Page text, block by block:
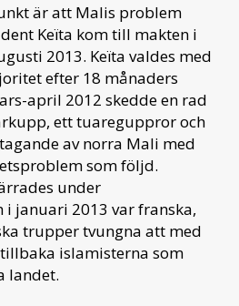
är att Malis problem
Keïta kom till makten i
2013. Keïta valdes med
efter 18 månaders
april 2012 skedde en rad
ett tuareguppror och
av norra Mali med
som följd.
under
i januari 2013 var franska,
trupper tvungna att med
islamisterna som
landet.